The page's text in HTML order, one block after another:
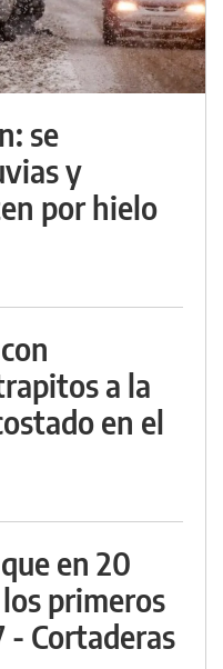
se
y
por hielo
a la
en el
en 20
primeros
- Cortaderas